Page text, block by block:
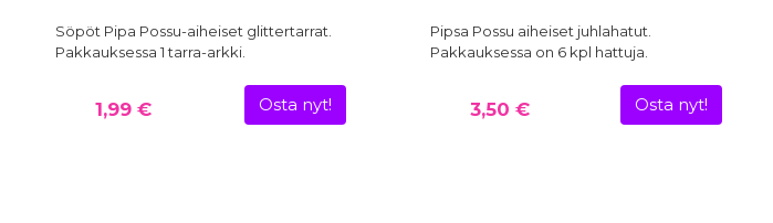
Söpöt Pipa Possu-aiheiset glittertarrat.
Pakkauksessa 1 tarra-arkki.
1,99 € Osta nyt!
Pipsa Possu aiheiset juhlahatut.
Pakkauksessa on 6 kpl hattuja.
3,50 € Osta nyt!